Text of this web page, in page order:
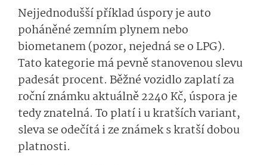
Nejjednodušší příklad úspory je auto
poháněné zemním plynem nebo
biometanem (pozor, nejedná se o LPG).
Tato kategorie má pevně stanovenou slevu
padesát procent. Běžné vozidlo zaplatí za
roční známku aktuálně 2240 Kč, úspora je
tedy znatelná. To platí i u kratších variant,
sleva se odečítá i ze známek s kratší dobou
platnosti.